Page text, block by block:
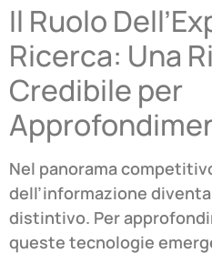
Il Ruolo
Ricerca: Una
Credibile per
Nel panorama
dell’informazione
distintivo. Per
queste tecnologie